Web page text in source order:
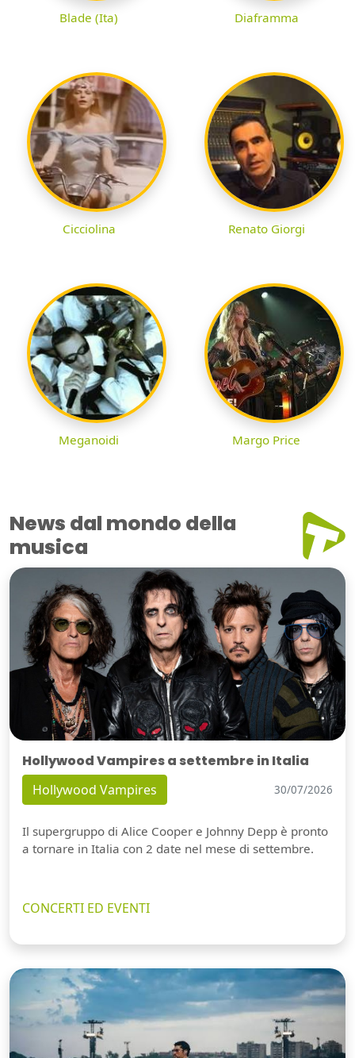
Blade (Ita) Diaframma
Cicciolina Renato Giorgi
Meganoidi Margo Price
News dal mondo della
musica
Hollywood Vampires a settembre in Italia
Hollywood Vampires 30/07/2026
Il supergruppo di Alice Cooper e Johnny Depp è pronto
a tornare in Italia con 2 date nel mese di settembre.
CONCERTI ED EVENTI